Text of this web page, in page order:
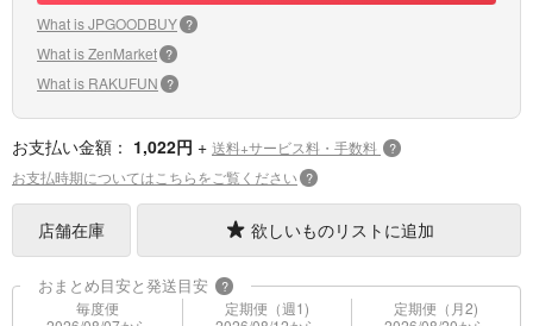
What is JPGOODBUY ?
What is ZenMarket ?
What is RAKUFUN ?
お支払い金額： 1,022円 + 送料+サービス料・手数料 ?
お支払時期についてはこちらをご覧ください ?
店舗在庫 欲しいものリストに追加
おまとめ目安と発送目安 ?
毎度便
定期便（週1)
定期便（月2)